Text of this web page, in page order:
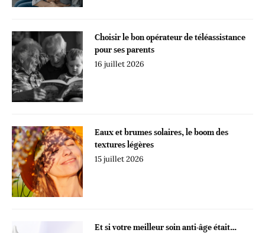
Choisir le bon opérateur de téléassistance
pour ses parents
16 juillet 2026
Eaux et brumes solaires, le boom des
textures légères
15 juillet 2026
Et si votre meilleur soin anti-âge était…